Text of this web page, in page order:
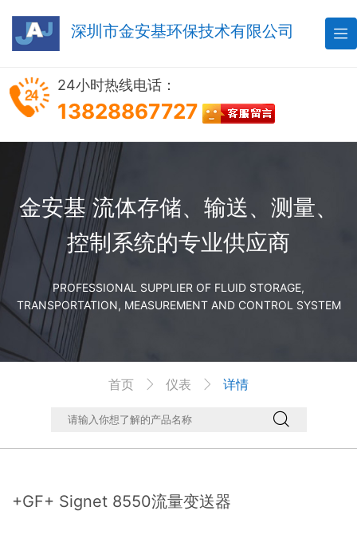
深圳市金安基环保技术有限公司 
24小时热线电话：
13828867727
金安基 流体存储、输送、测量、
控制系统的专业供应商
PROFESSIONAL SUPPLIER OF FLUID STORAGE,
TRANSPORTATION, MEASUREMENT AND CONTROL SYSTEM
首页  仪表  详情

+GF+ Signet 8550流量变送器